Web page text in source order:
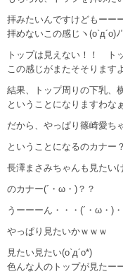
拝みたいんですけどもーー
拝めないこの感じヽ(o`д´o)ﾉ"
トップは見えない！！ ト
この感じがまたそそります
結果、トップ周りの下乳、
ということになりますわな
だから、やっぱり篠崎愛ち
ということになるのカナー
長澤まさみちゃんも見たい
のカナー(´・ω・)？？
うーーーん・・・(´・ω・)・
やっぱり見たいかｗｗｗ
見たい見たい(o`д´o*)
色んな人のトップが見たー